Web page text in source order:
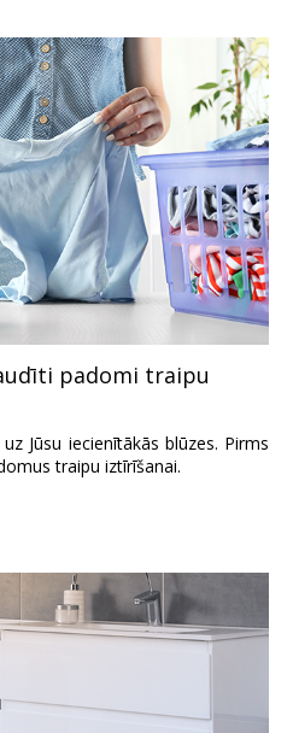
padomi traipu
Jūsu iecienītākās blūzes. Pirms
traipu iztīrīšanai.